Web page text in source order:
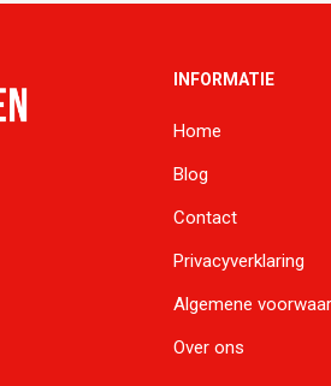
INFORMATIE
Home
Blog
Contact
Privacyverklaring
Algemene
Over ons